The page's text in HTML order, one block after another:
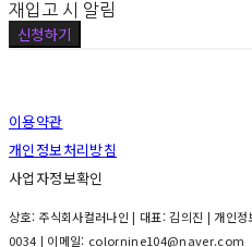
재입고 시 알림
신청하기
이용약관
개인정보처리방침
사업자정보확인
상호: 주식회사컬러나인 | 대표: 김의진 | 개인
0034 | 이메일: colornine104@naver.com